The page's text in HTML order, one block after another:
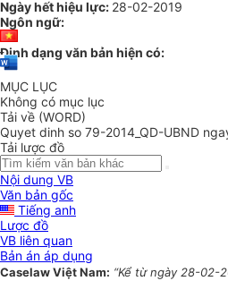
Ngày hết hiệu lực: 28-02-2019
Ngôn ngữ:
Định dạng văn bản hiện có:
MỤC LỤC
Không có mục lục
Tải về (WORD)
Quyet dinh so 79-2014_QD-UBND
Tải lược đồ
Nội dung VB
Văn bản gốc
Tiếng anh
Lược đồ
VB liên quan
Bản án áp dụng
Caselaw Việt Nam: “Kể từ ngày 28-02-